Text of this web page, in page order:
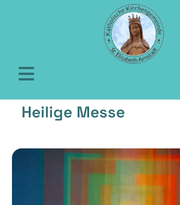
Heilige Messe